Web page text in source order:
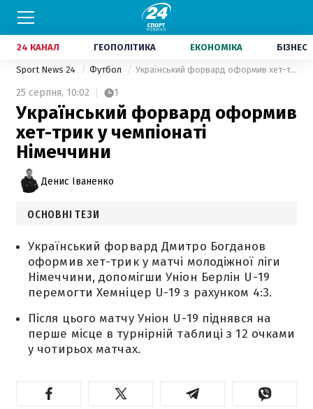
24 КАНАЛ ГЕОПОЛІТИКА ЕКОНОМІКА БІЗНЕС
Sport News 24 Футбол Український форвард оформив хет-трик у чемпіонаті Німеччини
25 серпня, 10:02 1
Український форвард оформив
хет-трик у чемпіонаті
Німеччини
Денис Іваненко
ОСНОВНІ ТЕЗИ
Український форвард Дмитро Богданов
оформив хет-трик у матчі молодіжної ліги
Німеччини, допомігши Уніон Берлін U-19
перемогти Хемніцер U-19 з рахунком 4:3.
Після цього матчу Уніон U-19 піднявся на
перше місце в турнірній таблиці з 12 очками
у чотирьох матчах.